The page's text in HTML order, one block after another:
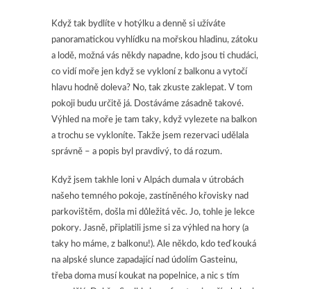
Když tak bydlíte v hotýlku a denně si užíváte
panoramatickou vyhlídku na mořskou hladinu, zátoku
a lodě, možná vás někdy napadne, kdo jsou ti chudáci,
co vidí moře jen když se vykloní z balkonu a vytočí
hlavu hodně doleva? No, tak zkuste zaklepat. V tom
pokoji budu určitě já. Dostáváme zásadně takové.
Výhled na moře je tam taky, když vylezete na balkon
a trochu se vykloníte. Takže jsem rezervaci udělala
správně – a popis byl pravdivý, to dá rozum.
Když jsem takhle loni v Alpách dumala v útrobách
našeho temného pokoje, zastíněného křovisky nad
parkovištěm, došla mi důležitá věc. Jo, tohle je lekce
pokory. Jasně, připlatili jsme si za výhled na hory (a
taky ho máme, z balkonu!). Ale někdo, kdo teď kouká
na alpské slunce zapadající nad údolím Gasteinu,
třeba doma musí koukat na popelnice, a nic s tím